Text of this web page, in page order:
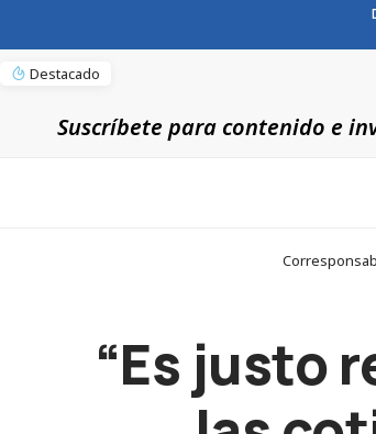
Destacado
Suscríbete para contenido e
“Es justo